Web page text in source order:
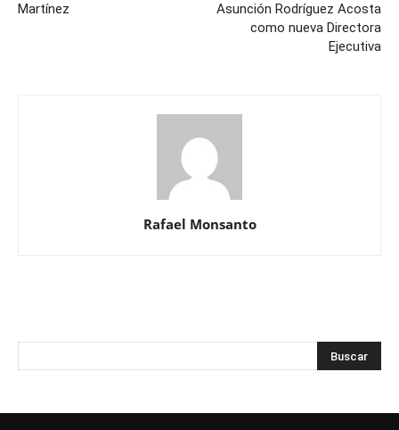
Martínez
Asunción Rodríguez Acosta
como nueva Directora
Ejecutiva
Rafael Monsanto